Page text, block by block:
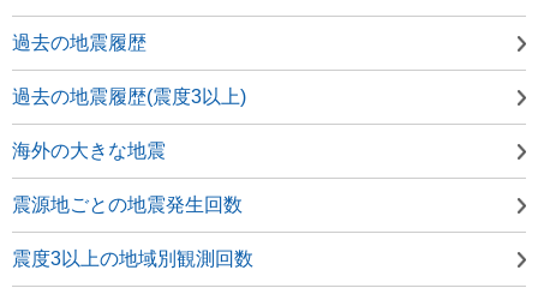
過去の地震履歴
過去の地震履歴(震度3以上)
海外の大きな地震
震源地ごとの地震発生回数
震度3以上の地域別観測回数